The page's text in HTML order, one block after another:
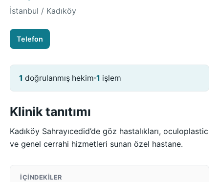
İstanbul / Kadıköy
Telefon
1 doğrulanmış hekim 1 işlem
Klinik tanıtımı
Kadıköy Sahrayıcedid’de göz hastalıkları, oculoplastic
ve genel cerrahi hizmetleri sunan özel hastane.
İÇINDEKILER